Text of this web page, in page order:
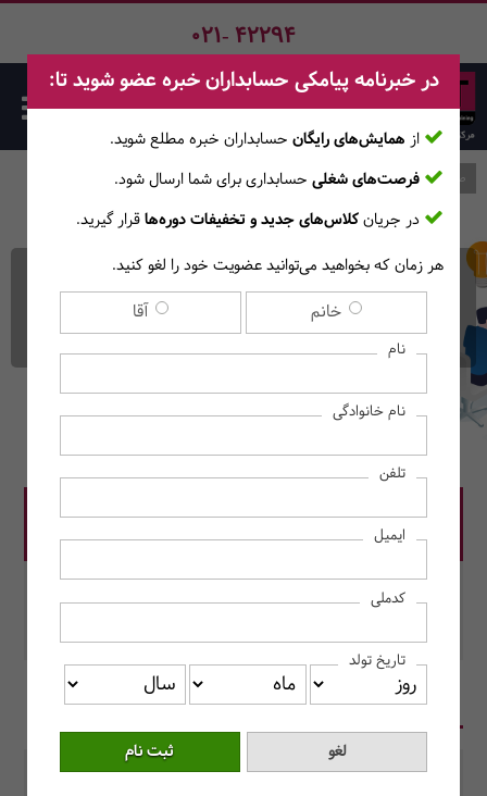
021- 42294
کارگاه حضوری گزارشگری در
حسابرسی داخلی
صفحه اصلی دوره‌ها
قیمت دوره: 22,000,000 ریال
در این دوره رزرو کنید.
محل برگزاری: مرکز آموزش حسابداران خبره
در یک نگاه سرفصل دروس سوالات متداول
در خبرنامه پیامکی حسابداران خبره عضو شوید تا:
از همایش‌های رایگان حسابداران خبره مطلع ‎شوید.
فرصت‌های شغلی حسابداری برای شما ارسال شود.
در جریانکلاس‌های جدید و تخفیفات دوره‌هاقرار گیرید.
هر زمان که بخواهید می‌توانید عضویت خود را لغو کنید.
خانم آقا
نام
نام خانوادگی
تلفن
ایمیل
کدملی
تاریخ تولد